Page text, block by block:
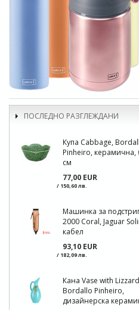
ПОСЛЕДНО РАЗГЛЕЖДАНИ
Купа Cabbage,
Pinheiro, керамична,
см
77,00 EUR
/ 150,60 лв.
Машинка за
2000 Coral, Jaguar
кабел
93,10 EUR
/ 182,09 лв.
Кана Vase with
Bordallo Pinheiro,
дизайнерска